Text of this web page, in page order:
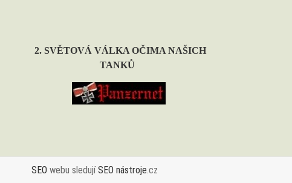
2. SVĚTOVÁ VÁLKA OČIMA NAŠICH
TANKŮ
SEO webu sledujíSEO nástroje.cz